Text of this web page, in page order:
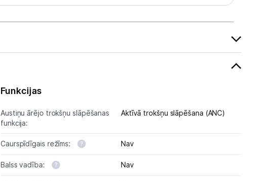
Funkcijas
Austiņu ārējo trokšņu slāpēšanas
funkcija:
Aktīvā trokšņu slāpēšana (ANC)
Caurspīdīgais režīms: Nav
Balss vadība: Nav